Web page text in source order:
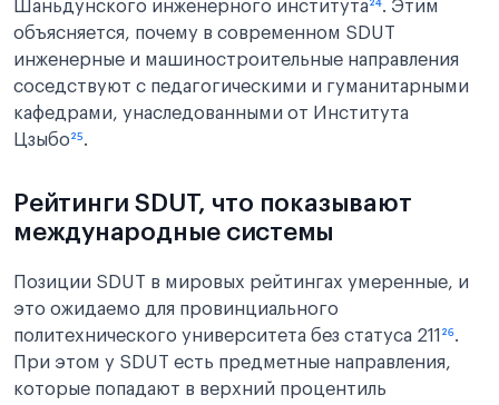
Шаньдунского инженерного института²⁴. Этим
объясняется, почему в современном SDUT
инженерные и машиностроительные направления
соседствуют с педагогическими и гуманитарными
кафедрами, унаследованными от Института
Цзыбо²⁵.
Рейтинги SDUT, что показывают
международные системы
Позиции SDUT в мировых рейтингах умеренные, и
это ожидаемо для провинциального
политехнического университета без статуса 211 ²⁶.
При этом у SDUT есть предметные направления,
которые попадают в верхний процентиль